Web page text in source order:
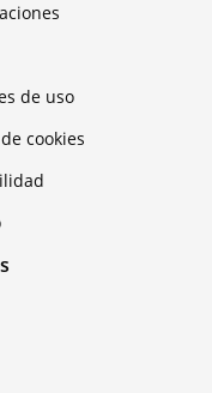
de uso
cookies